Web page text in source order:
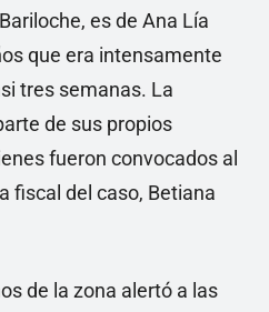
es de Ana Lía
que era intensamente
tres semanas. La
de sus propios
fueron convocados al
fiscal del caso, Betiana
de la zona alertó a las